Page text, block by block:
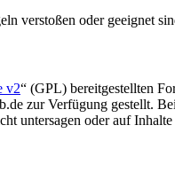
verstoßen oder geeignet
v2“ (GPL) bereitgestellten
zur Verfügung gestellt.
untersagen oder auf